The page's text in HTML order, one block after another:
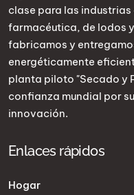
clase para las
farmacéutica, de lodos
fabricamos y
energéticamente
planta piloto "Secado y
confianza mundial por
innovación.
Enlaces rápidos
Hogar